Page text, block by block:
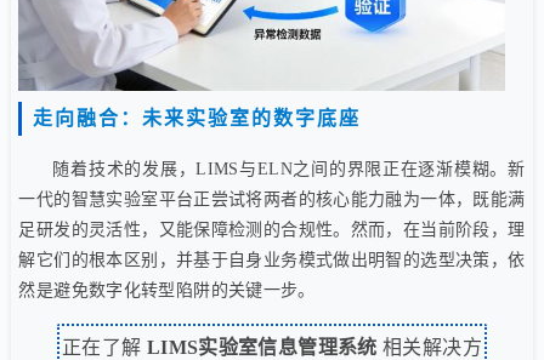
走向融合：未来实验室的数字底座
随着技术的发展，LIMS与ELN之间的界限正在逐渐模糊。新
一代的智慧实验室平台正尝试将两者的核心能力融为一体，既能满
足研发的灵活性，又能保障检测的合规性。然而，在当前阶段，理
解它们的根本区别，并基于自身业务模式做出明智的选型决策，依
然是避免数字化转型陷阱的关键一步。
正在了解 LIMS实验室信息管理系统 相关解决方